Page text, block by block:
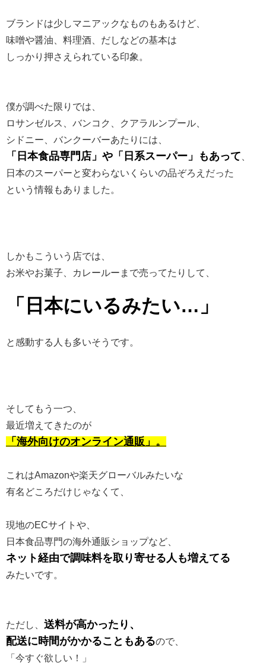
ブランドは少しマニアックなものもあるけど、
味噌や醤油、料理酒、だしなどの基本は
しっかり押さえられている印象。
僕が調べた限りでは、
ロサンゼルス、バンコク、クアラルンプール、
シドニー、バンクーバーあたりには、
「日本食品専門店」や「日系スーパー」もあって
日本のスーパーと変わらないくらいの品ぞろえだった
という情報もありました。
しかもこういう店では、
お米やお菓子、カレールーまで売ってたりして、
「日本にいるみたい…」
と感動する人も多いそうです。
そしてもう一つ、
最近増えてきたのが
「海外向けのオンライン通販」。
これはAmazonや楽天グローバルみたいな
有名どころだけじゃなくて、
現地のECサイトや、
日本食品専門の海外通販ショップなど、
ネット経由で調味料を取り寄せる人も増えてる
みたいです。
ただし、 送料が高かったり、
配送に時間がかかることもあるので、
「今すぐ欲しい！」